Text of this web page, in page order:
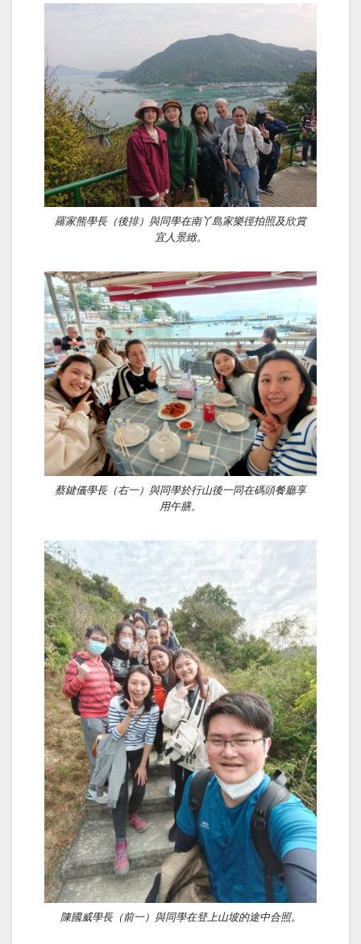
羅家熊學長（後排）與同學在南丫島家樂徑拍照及欣賞
宜人景緻。
蔡鍵儀學長（右一）與同學於行山後一同在碼頭餐廳享
用午膳。
陳國威學長（前一）與同學在登上山坡的途中合照。